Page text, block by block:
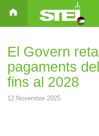
El Govern
pagaments
fins al 2028
12 Novembre 2025